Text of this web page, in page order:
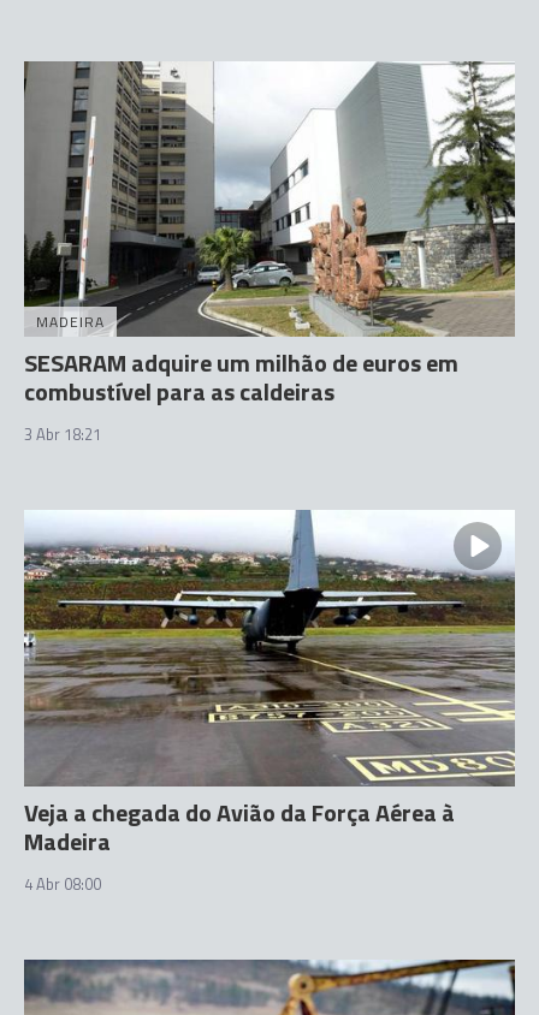
MADEIRA
SESARAM adquire um milhão de euros em
combustível para as caldeiras
3 Abr 18:21
Veja a chegada do Avião da Força Aérea à
Madeira
4 Abr 08:00